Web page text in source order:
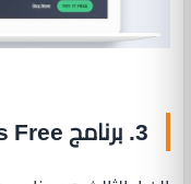
3. برنامج AVG AntiVirus Free